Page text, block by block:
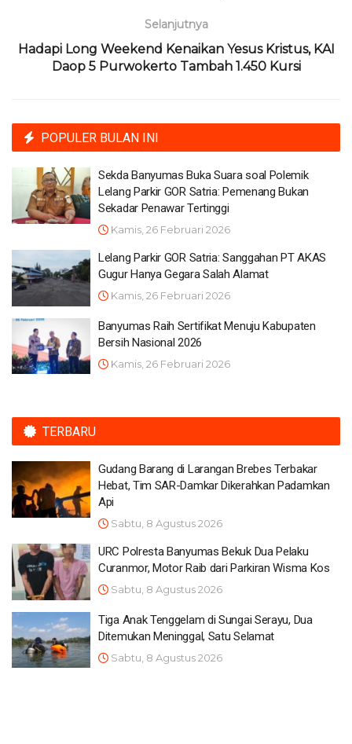
Selanjutnya
Hadapi Long Weekend Kenaikan Yesus Kristus, KAI
Daop 5 Purwokerto Tambah 1.450 Kursi
POPULER BULAN INI
Sekda Banyumas Buka Suara soal Polemik
Lelang Parkir GOR Satria: Pemenang Bukan
Sekadar Penawar Tertinggi
Kamis, 26 Februari 2026
Lelang Parkir GOR Satria: Sanggahan PT AKAS
Gugur Hanya Gegara Salah Alamat
Kamis, 26 Februari 2026
Banyumas Raih Sertifikat Menuju Kabupaten
Bersih Nasional 2026
Kamis, 26 Februari 2026
TERBARU
Gudang Barang di Larangan Brebes Terbakar
Hebat, Tim SAR-Damkar Dikerahkan Padamkan
Api
Sabtu, 8 Agustus 2026
URC Polresta Banyumas Bekuk Dua Pelaku
Curanmor, Motor Raib dari Parkiran Wisma Kos
Sabtu, 8 Agustus 2026
Tiga Anak Tenggelam di Sungai Serayu, Dua
Ditemukan Meninggal, Satu Selamat
Sabtu, 8 Agustus 2026